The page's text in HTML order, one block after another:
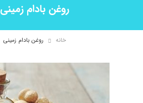
روغن بادام زمینی
خانه روغن بادام زمینی